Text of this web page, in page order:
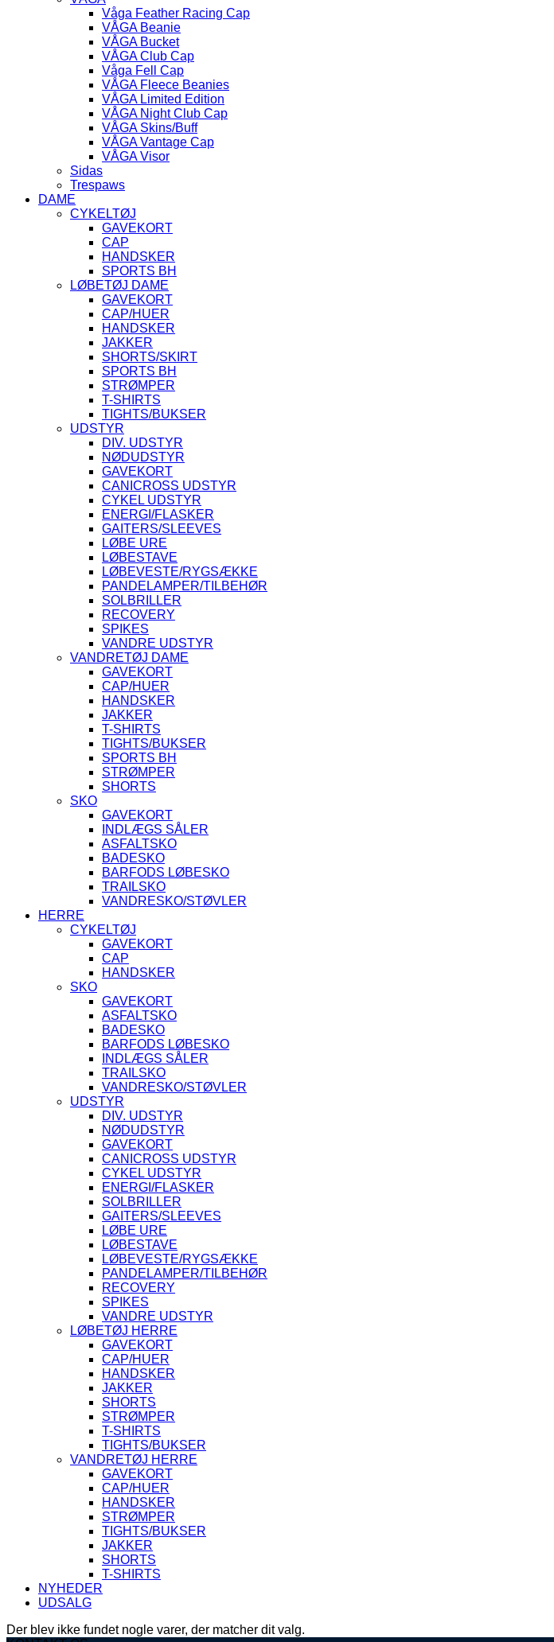
Våga Feather Racing Cap
VÅGA Beanie
VÅGA Bucket
VÅGA Club Cap
Våga Fell Cap
VÅGA Fleece Beanies
VÅGA Limited Edition
VÅGA Night Club Cap
VÅGA Skins/Buff
VÅGA Vantage Cap
VÅGA Visor
Sidas
Trespaws
DAME
CYKELTØJ
GAVEKORT
CAP
HANDSKER
SPORTS BH
LØBETØJ DAME
GAVEKORT
CAP/HUER
HANDSKER
JAKKER
SHORTS/SKIRT
SPORTS BH
STRØMPER
T-SHIRTS
TIGHTS/BUKSER
UDSTYR
DIV. UDSTYR
NØDUDSTYR
GAVEKORT
CANICROSS UDSTYR
CYKEL UDSTYR
ENERGI/FLASKER
GAITERS/SLEEVES
LØBE URE
LØBESTAVE
LØBEVESTE/RYGSÆKKE
PANDELAMPER/TILBEHØR
SOLBRILLER
RECOVERY
SPIKES
VANDRE UDSTYR
VANDRETØJ DAME
GAVEKORT
CAP/HUER
HANDSKER
JAKKER
T-SHIRTS
TIGHTS/BUKSER
SPORTS BH
STRØMPER
SHORTS
SKO
GAVEKORT
INDLÆGS SÅLER
ASFALTSKO
BADESKO
BARFODS LØBESKO
TRAILSKO
VANDRESKO/STØVLER
HERRE
CYKELTØJ
GAVEKORT
CAP
HANDSKER
SKO
GAVEKORT
ASFALTSKO
BADESKO
BARFODS LØBESKO
INDLÆGS SÅLER
TRAILSKO
VANDRESKO/STØVLER
UDSTYR
DIV. UDSTYR
NØDUDSTYR
GAVEKORT
CANICROSS UDSTYR
CYKEL UDSTYR
ENERGI/FLASKER
SOLBRILLER
GAITERS/SLEEVES
LØBE URE
LØBESTAVE
LØBEVESTE/RYGSÆKKE
PANDELAMPER/TILBEHØR
RECOVERY
SPIKES
VANDRE UDSTYR
LØBETØJ HERRE
GAVEKORT
CAP/HUER
HANDSKER
JAKKER
SHORTS
STRØMPER
T-SHIRTS
TIGHTS/BUKSER
VANDRETØJ HERRE
GAVEKORT
CAP/HUER
HANDSKER
STRØMPER
TIGHTS/BUKSER
JAKKER
SHORTS
T-SHIRTS
NYHEDER
UDSALG
Der blev ikke fundet nogle varer, der matcher dit valg.